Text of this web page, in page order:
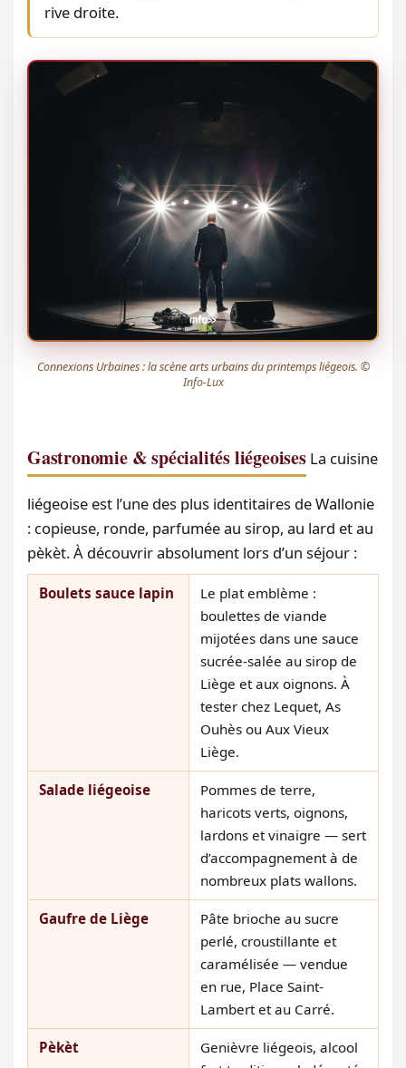
rive droite.
Connexions Urbaines : la scène arts urbains du printemps liégeois. ©
Info-Lux
Gastronomie & spécialités liégeoisesLa cuisine
liégeoise est l’une des plus identitaires de Wallonie
: copieuse, ronde, parfumée au sirop, au lard et au
pèkèt. À découvrir absolument lors d’un séjour :
Boulets sauce lapin
Le plat emblème :
boulettes de viande
mijotées dans une sauce
sucrée-salée au sirop de
Liège et aux oignons. À
tester chez Lequet, As
Ouhès ou Aux Vieux
Liège.
Salade liégeoise
Pommes de terre,
haricots verts, oignons,
lardons et vinaigre — sert
d’accompagnement à de
nombreux plats wallons.
Gaufre de Liège
Pâte brioche au sucre
perlé, croustillante et
caramélisée — vendue
en rue, Place Saint-
Lambert et au Carré.
Pèkèt
Genièvre liégeois, alcool